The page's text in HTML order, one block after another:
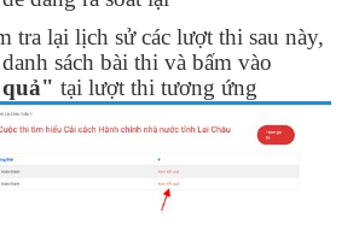
tra lại lịch sử các lượt thi sau này,
sách bài thi và bấm vào
tại lượt thi tương ứng
đổi số năm 2026)
2026) -Ngày hiệu lực: (05/08/2026)
VP
hiện Nghị định số 301/2026/NĐ-CP
phủ)
Ngày hiệu lực: (05/08/2026)